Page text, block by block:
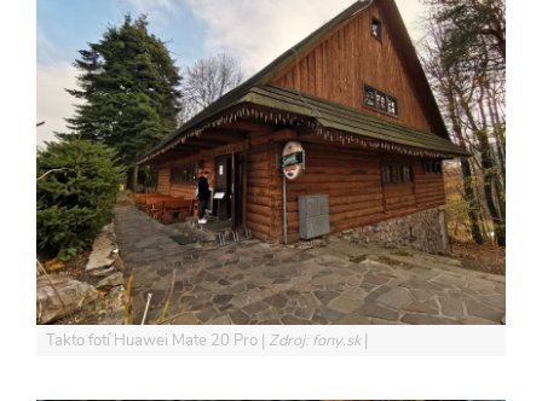
Takto fotí Huawei Mate 20 Pro Zdroj: fony.sk